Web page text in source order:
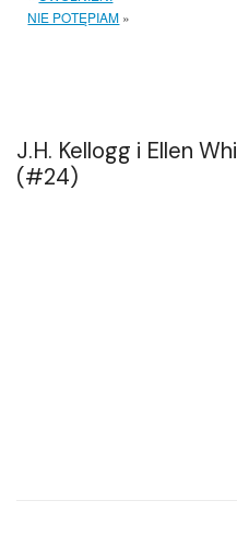
NIE POTĘPIAM »
J.H. Kellogg i Ellen
(#24)